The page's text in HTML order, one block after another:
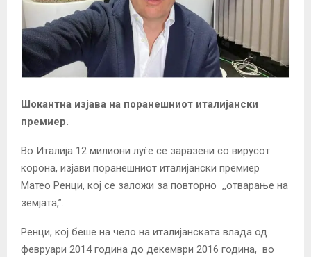
Шокантна изјава на поранешниот италијански
премиер.
Во Италија 12 милиони луѓе се заразени со вирусот
корона, изјави поранешниот италијански премиер
Матео Ренци, кој се заложи за повторно ,,отварање на
земјата,”.
Ренци, кој беше на чело на италијанската влада од
февруари 2014 година до декември 2016 година, во